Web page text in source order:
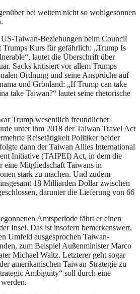
bei weitem nicht so wohlgesonnen
Taiwan-Beziehungen beim Council
Trumps Kurs für gefährlich: „Trump Is
lautet die Überschrift über
Sacks kritisiert vor allem Trumps
Ordnung und seine Ansprüche auf
und Grönland: „If Trump can take
take Taiwan?“ lautet seine rhetorische
Trump wesentlich freundlicher
unter ihm 2018 der Taiwan Travel Act
Reisetätigkeit Politiker beider
dann der Taiwan Allies International
Initiative (TAIPEI) Act, in dem die
eine Mitgliedschaft Taiwans in
stark zu machen. Und zudem
18 Milliarden Dollar zwischen
darunter die Lieferung von 66
Amtsperiode fährt er einen
Insel. Das ist insofern bemerkenswert,
Umfeld ausgesprochen Taiwan-
zum Beispiel Außenminister Marco
Michael Waltz. Letzterer geht sogar
amerikanischen Taiwan-Strategie zu
Ambiguity“ soll durch eine